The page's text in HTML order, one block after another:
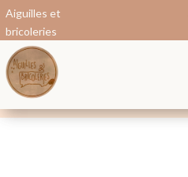
Aiguilles et
bricoleries